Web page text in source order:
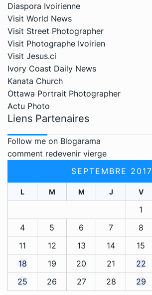
Diaspora Ivoirienne
Visit World News
Visit Street Photographer
Visit Photographe Ivoirien
Visit Jesus.ci
Ivory Coast Daily News
Kanata Church
Ottawa Portrait Photographer
Actu Photo
Liens Partenaires
Follow me on Blogarama
comment redevenir vierge
SEPTEMBRE 2017
L M M J V
1
4
5 6 7 8
11
12 13 14 15
18
19 20 21 22
25
26 27 28 29